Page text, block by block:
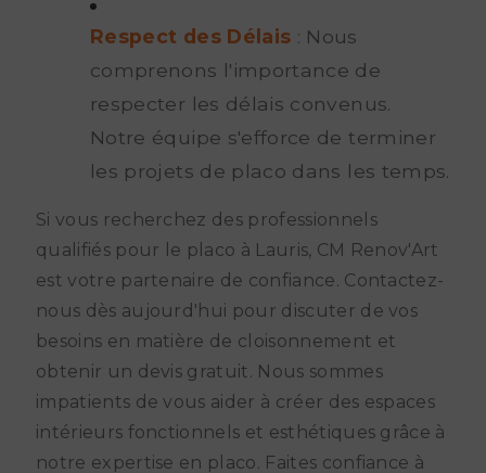
Respect des Délais : Nous
comprenons l'importance de
respecter les délais convenus.
Notre équipe s'efforce de terminer
les projets de placo dans les temps.
Si vous recherchez des professionnels
qualifiés pour le placo à Lauris, CM Renov'Art
est votre partenaire de confiance. Contactez-
nous dès aujourd'hui pour discuter de vos
besoins en matière de cloisonnement et
obtenir un devis gratuit. Nous sommes
impatients de vous aider à créer des espaces
intérieurs fonctionnels et esthétiques grâce à
notre expertise en placo. Faites confiance à